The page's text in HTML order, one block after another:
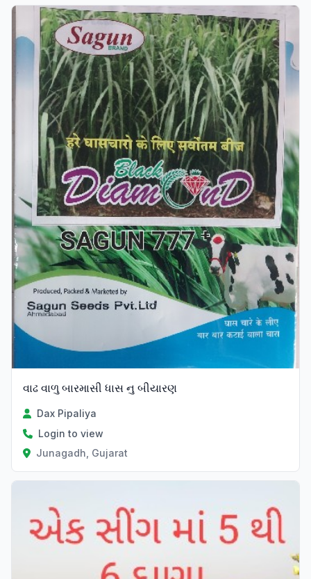
Verified
વાઢ વાળુ બારમાસી ધાસ નુ બીયારણ
Dax Pipaliya
Login to view
Junagadh, Gujarat